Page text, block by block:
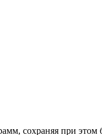
сохраняя при этом